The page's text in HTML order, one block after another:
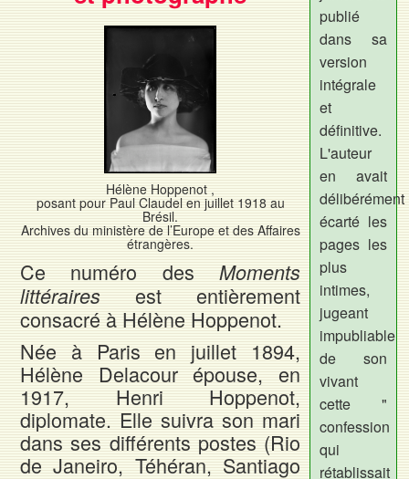
Hélène Hoppenot ,
posant pour Paul Claudel en juillet 1918 au
Brésil.
Archives du ministère de l’Europe et des Affaires
étrangères.
Ce numéro des Moments
littéraires est entièrement
consacré à Hélène Hoppenot.
Née à Paris en juillet 1894,
Hélène Delacour épouse, en
1917, Henri Hoppenot,
diplomate. Elle suivra son mari
dans ses différents postes (Rio
de Janeiro, Téhéran, Santiago
publié
dans sa
version
intégrale
et
définitive.
L'auteur
en avait
délibérément
écarté les
pages les
plus
intimes,
jugeant
impubliable
de son
vivant
cette "
confession
qui
rétablissait